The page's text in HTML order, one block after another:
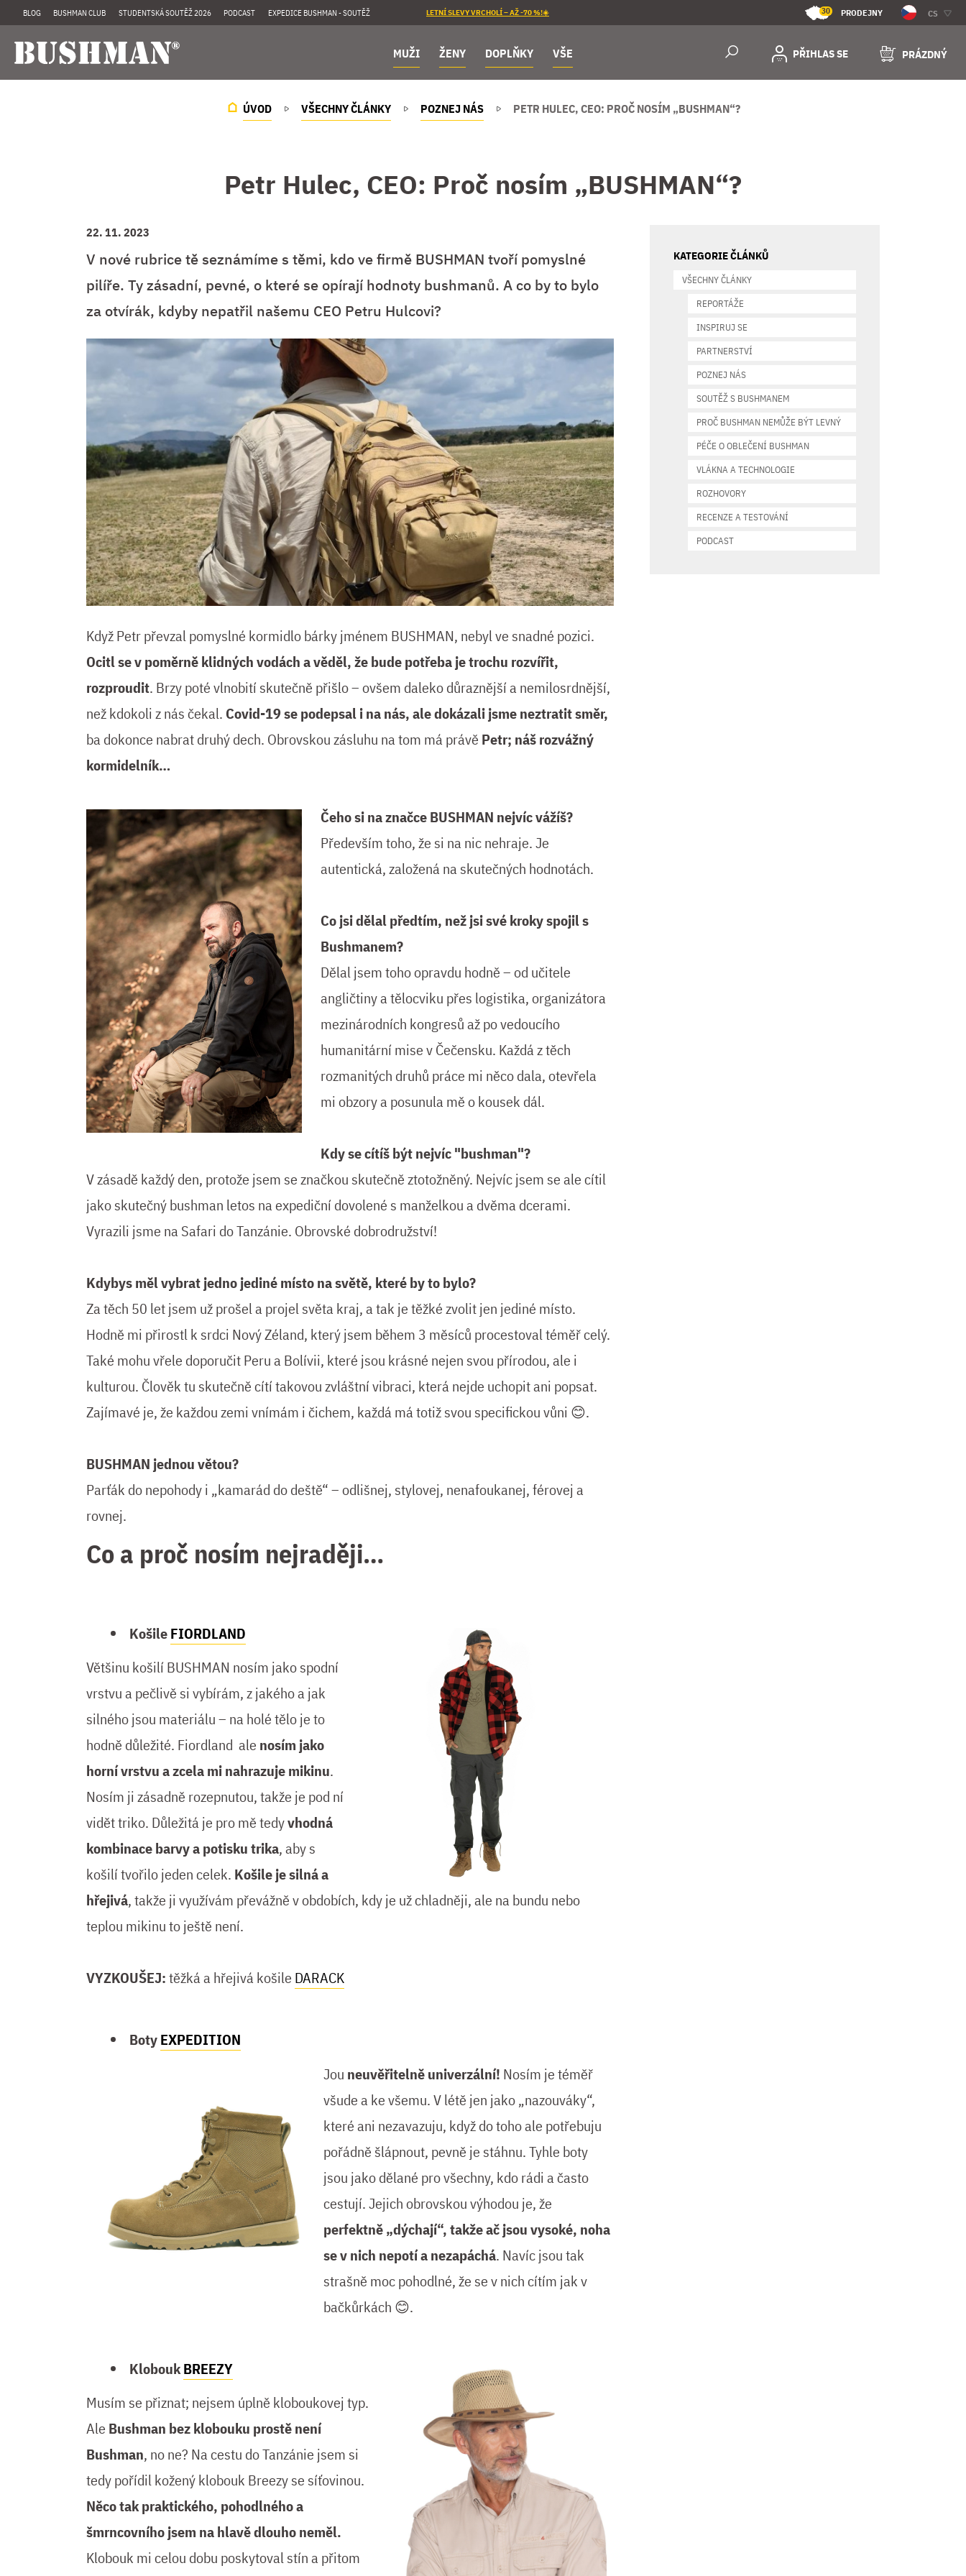
BLOG BUSHMAN CLUB STUDENTSKÁ SOUTĚŽ 2026 PODCAST EXPEDICE BUSHMAN - SOUTĚŽ LETNÍ SLEVY VRCHOLÍ – AŽ -70 %!☀️ 30 PRODEJNY CS
MUŽI ŽENY DOPLŇKY VŠE PŘIHLAS SE PRÁZDNÝ
ÚVOD VŠECHNY ČLÁNKY POZNEJ NÁS PETR HULEC, CEO: PROČ NOSÍM „BUSHMAN“?
Petr Hulec, CEO: Proč nosím „BUSHMAN“?
22. 11. 2023
V nové rubrice tě seznámíme s těmi, kdo ve firmě BUSHMAN tvoří pomyslné
pilíře. Ty zásadní, pevné, o které se opírají hodnoty bushmanů. A co by to bylo
za otvírák, kdyby nepatřil našemu CEO Petru Hulcovi?
Když Petr převzal pomyslné kormidlo bárky jménem BUSHMAN, nebyl ve snadné pozici.
Ocitl se v poměrně klidných vodách a věděl, že bude potřeba je trochu rozvířit,
rozproudit. Brzy poté vlnobití skutečně přišlo – ovšem daleko důraznější a nemilosrdnější,
než kdokoli z nás čekal. Covid-19 se podepsal i na nás, ale dokázali jsme neztratit směr,
ba dokonce nabrat druhý dech. Obrovskou zásluhu na tom má právě Petr; náš rozvážný
kormidelník…
Čeho si na značce BUSHMAN nejvíc vážíš?
Především toho, že si na nic nehraje. Je
autentická, založená na skutečných hodnotách.
Co jsi dělal předtím, než jsi své kroky spojil s
Bushmanem?
Dělal jsem toho opravdu hodně – od učitele
angličtiny a tělocviku přes logistika, organizátora
mezinárodních kongresů až po vedoucího
humanitární mise v Čečensku. Každá z těch
rozmanitých druhů práce mi něco dala, otevřela
mi obzory a posunula mě o kousek dál.
Kdy se cítíš být nejvíc "bushman"?
V zásadě každý den, protože jsem se značkou skutečně ztotožněný. Nejvíc jsem se ale cítil
jako skutečný bushman letos na expediční dovolené s manželkou a dvěma dcerami.
Vyrazili jsme na Safari do Tanzánie. Obrovské dobrodružství!
Kdybys měl vybrat jedno jediné místo na světě, které by to bylo?
Za těch 50 let jsem už prošel a projel světa kraj, a tak je těžké zvolit jen jediné místo.
Hodně mi přirostl k srdci Nový Zéland, který jsem během 3 měsíců procestoval téměř celý.
Také mohu vřele doporučit Peru a Bolívii, které jsou krásné nejen svou přírodou, ale i
kulturou. Člověk tu skutečně cítí takovou zvláštní vibraci, která nejde uchopit ani popsat.
Zajímavé je, že každou zemi vnímám i čichem, každá má totiž svou specifickou vůni 😊.
BUSHMAN jednou větou?
Parťák do nepohody i „kamarád do deště“ – odlišnej, stylovej, nenafoukanej, férovej a
rovnej.
Co a proč nosím nejraději…
KošileFIORDLAND
Většinu košilí BUSHMAN nosím jako spodní
vrstvu a pečlivě si vybírám, z jakého a jak
silného jsou materiálu – na holé tělo je to
hodně důležité. Fiordland ale nosím jako
horní vrstvu a zcela mi nahrazuje mikinu.
Nosím ji zásadně rozepnutou, takže je pod ní
vidět triko. Důležitá je pro mě tedyvhodná
kombinace barvy a potisku trika, aby s
košilí tvořilo jeden celek. Košile je silná a
hřejivá, takže ji využívám převážně v obdobích, kdy je už chladněji, ale na bundu nebo
teplou mikinu to ještě není.
VYZKOUŠEJ:těžká a hřejivá košile DARACK
BotyEXPEDITION
Jou neuvěřitelně univerzální! Nosím je téměř
všude a ke všemu. V létě jen jako „nazouváky“,
které ani nezavazuju, když do toho ale potřebuju
pořádně šlápnout, pevně je stáhnu. Tyhle boty
jsou jako dělané pro všechny, kdo rádi a často
cestují. Jejich obrovskou výhodou je, že
perfektně „dýchají“, takže ač jsou vysoké, noha
se v nich nepotí a nezapáchá. Navíc jsou tak
strašně moc pohodlné, že se v nich cítím jak v
bačkůrkách 😊.
KloboukBREEZY
Musím se přiznat; nejsem úplně kloboukovej typ.
Ale Bushman bez klobouku prostě není
Bushman, no ne? Na cestu do Tanzánie jsem si
tedy pořídil kožený klobouk Breezy se síťovinou.
Něco tak praktického, pohodlného a
šmrncovního jsem na hlavě dlouho neměl.
Klobouk mi celou dobu poskytoval stín a přitom
KATEGORIE ČLÁNKŮ
VŠECHNY ČLÁNKY
REPORTÁŽE
INSPIRUJ SE
PARTNERSTVÍ
POZNEJ NÁS
SOUTĚŽ S BUSHMANEM
PROČ BUSHMAN NEMŮŽE BÝT LEVNÝ
PÉČE O OBLEČENÍ BUSHMAN
VLÁKNA A TECHNOLOGIE
ROZHOVORY
RECENZE A TESTOVÁNÍ
PODCAST